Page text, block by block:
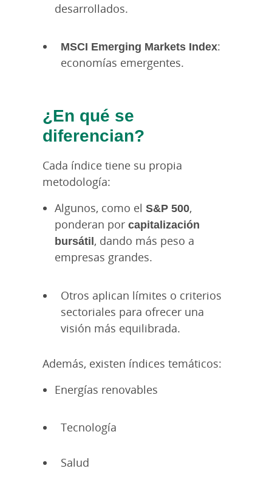
desarrollados.
MSCI Emerging Markets Index:
economías emergentes.
¿En qué se
diferencian?
Cada índice tiene su propia
metodología:
Algunos, como el S&P 500,
ponderan por capitalización
bursátil, dando más peso a
empresas grandes.
Otros aplican límites o criterios
sectoriales para ofrecer una
visión más equilibrada.
Además, existen índices temáticos:
Energías renovables
Tecnología
Salud